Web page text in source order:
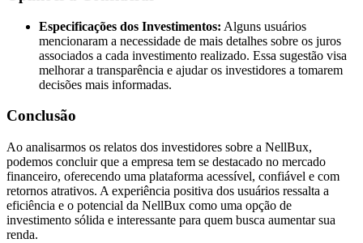
Especificações dos Investimentos: Alguns usuários
mencionaram a necessidade de mais detalhes sobre os juros
associados a cada investimento realizado. Essa sugestão visa
melhorar a transparência e ajudar os investidores a tomarem
decisões mais informadas.
Conclusão
Ao analisarmos os relatos dos investidores sobre a NellBux,
podemos concluir que a empresa tem se destacado no mercado
financeiro, oferecendo uma plataforma acessível, confiável e com
retornos atrativos. A experiência positiva dos usuários ressalta a
eficiência e o potencial da NellBux como uma opção de
investimento sólida e interessante para quem busca aumentar sua
renda.